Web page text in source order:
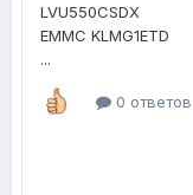
LVU550CSDX
EMMC KLMG1ETD
...
0 ответов